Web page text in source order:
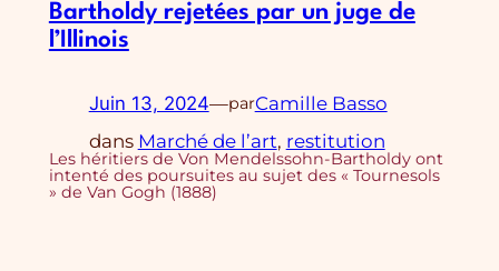
Bartholdy rejetées par un juge de
l’Illinois
Juin 13, 2024—parCamille Basso
dans Marché de l’art, restitution
Les héritiers de Von Mendelssohn-Bartholdy ont
intenté des poursuites au sujet des « Tournesols
» de Van Gogh (1888)